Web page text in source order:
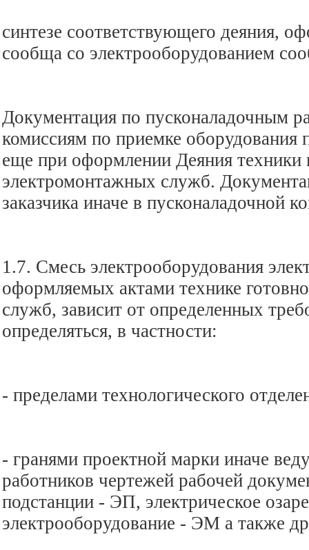
синтезе соответствующего деяния,
сообща со электрооборудованием
Документация по пусконаладочным
комиссиям по приемке оборудования
еще при оформлении Деяния техники
электромонтажных служб.
заказчика иначе в пусконаладочной
1.7. Смесь электрооборудования
оформляемых актами технике
служб, зависит от определенных
определяться, в частности:
- пределами технологического
- гранями проектной марки иначе
работников чертежей рабочей
подстанции - ЭП, электрическое
электрооборудование - ЭМ а также